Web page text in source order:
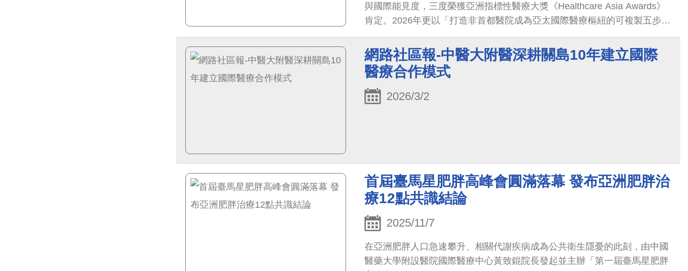
與國際能見度，三度榮獲亞洲指標性醫療大獎《Healthcare Asia Awards》
肯定。2026年更以「打造非首都醫院成為亞太國際醫療樞紐的可複製五步驟
架構」專案，榮獲「年度最佳行銷獎（Marketing Initiative of the Year）」
殊榮，奠定本院在國際品牌行銷領域獲得專業機構全面認可的新里程碑。大
會評審團指出：「醫院透過五步驟架構，成功強化機構信任並拓展國際醫療
合作，將營運成果轉化為長期且具永續性的跨境合作模式，展現高度可複製
與跨領域應用價值，值得嘉許。」
網路社區報-中醫大附醫深耕關島10年建立國際
醫療合作模式
2026/3/2
首屆臺馬星肥胖高峰會圓滿落幕 發布亞洲肥胖治
療12點共識結論
2025/11/7
在亞洲肥胖人口急速攀升、相關代謝疾病成為公共衛生隱憂的此刻，由中國
醫藥大學附設醫院國際醫療中心黃致錕院長發起並主辦「第一屆臺馬星肥胖